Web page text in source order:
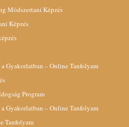
Módszertani Képzés
Képzés
Gyakorlatban – Online Tanfolyam
Program
Gyakorlatban – Online Tanfolyam
Tanfolyam